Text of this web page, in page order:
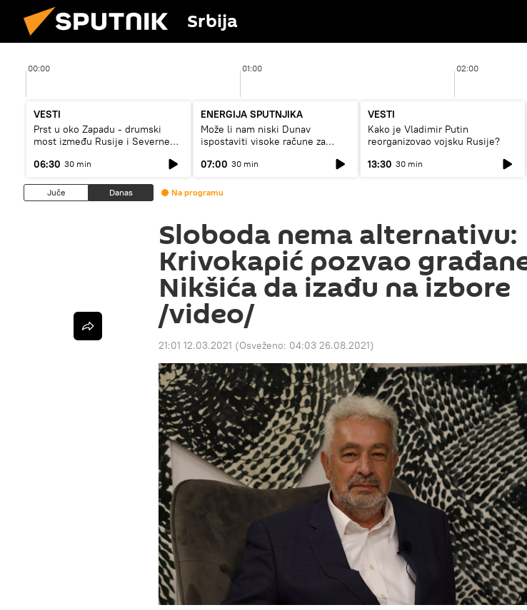
Srbija
00:00 01:00 02:00
VESTI
Prst u oko Zapadu - drumski
most između Rusije i Severne
06:30 30 min
ENERGIJA SPUTNJIKA
Može li nam niski Dunav
ispostaviti visoke račune za
07:00 30 min
VESTI
Kako je Vladimir Putin
reorganizovao vojsku Rusije?
13:30 30 min
Juče Danas Na programu
Sloboda nema alternativu:
Krivokapić pozvao
Nikšića da izađu na izbore
/video/
21:01 12.03.2021 (Osveženo: 04:03 26.08.2021)